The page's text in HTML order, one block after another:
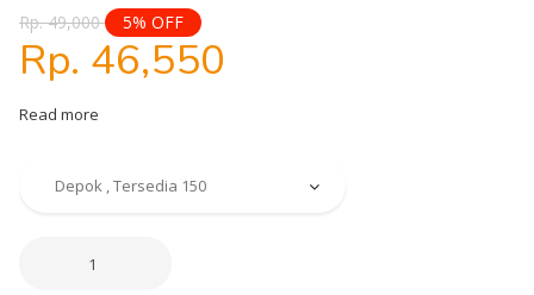
Rp. 49,000 5% OFF
Rp. 46,550
Read more